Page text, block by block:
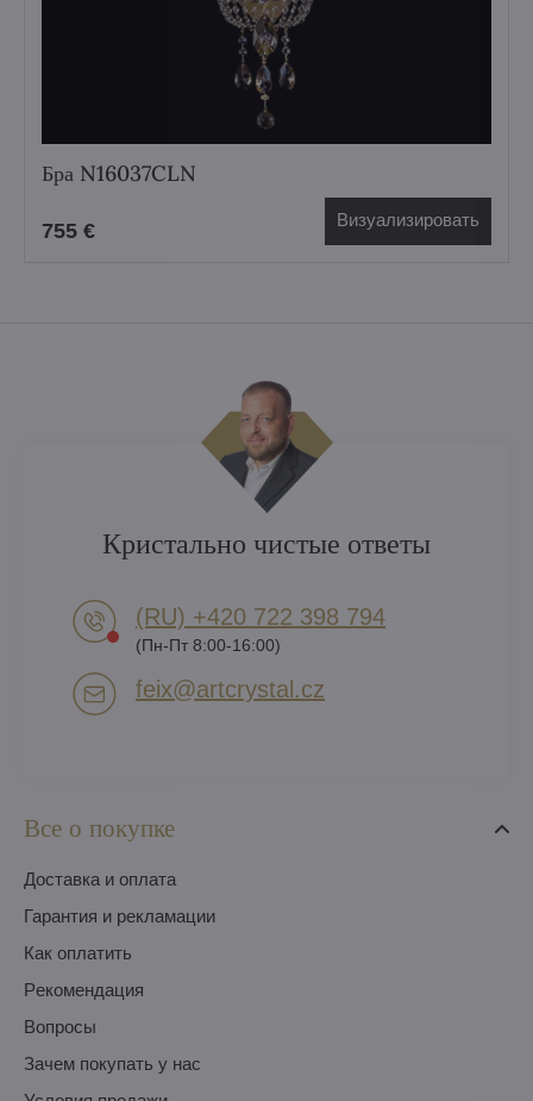
Бра N16037CLN
755 € Визуализировать
Все о покупке
Доставка и оплата
Гарантия и рекламации
Как оплатить
Pекомендация
Вопросы
Зачем покупать у нас
Кристально чистые ответы
(RU) +420 722 398 794​
(Пн-Пт 8:00-16:00)
feix​@artcrystal​.cz